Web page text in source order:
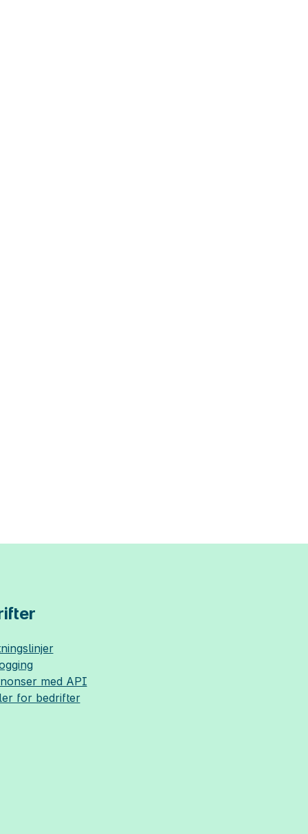
med API
for bedrifter